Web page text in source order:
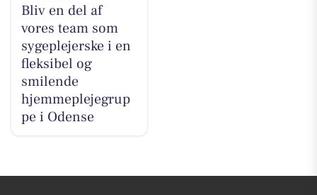
Bliv en del af
vores team som
sygeplejerske i en
fleksibel og
smilende
hjemmeplejegrup
pe i Odense